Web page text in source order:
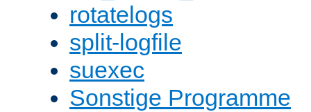
rotatelogs
split-logfile
suexec
Sonstige Programme